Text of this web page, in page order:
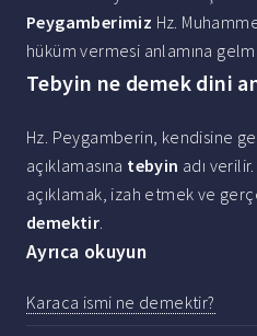
Peygamberimiz Hz.
hüküm vermesi anlamına
Tebyin ne demek dini
Hz. Peygamberin, kendisine
açıklamasına tebyin adı verilir.
açıklamak, izah etmek ve
demektir.
Ayrıca okuyun
Karaca ismi ne demektir?